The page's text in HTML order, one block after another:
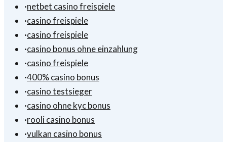
·netbet casino freispiele
·casino freispiele
·casino freispiele
·casino bonus ohne einzahlung
·casino freispiele
·400% casino bonus
·casino testsieger
·casino ohne kyc bonus
·rooli casino bonus
·vulkan casino bonus